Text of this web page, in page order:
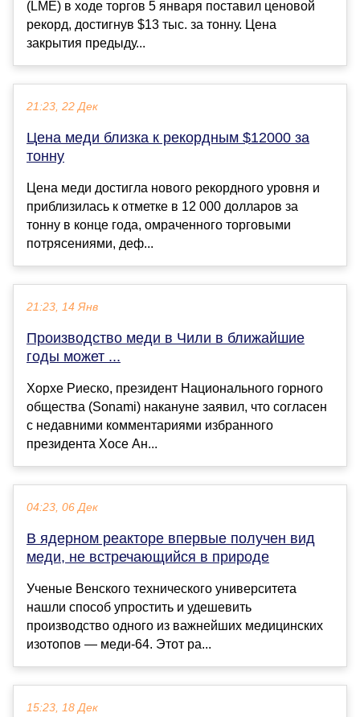
(LME) в ходе торгов 5 января поставил ценовой
рекорд, достигнув $13 тыс. за тонну. Цена
закрытия предыду...
21:23, 22 Дек
Цена меди близка к рекордным $12000 за
тонну
Цена меди достигла нового рекордного уровня и
приблизилась к отметке в 12 000 долларов за
тонну в конце года, омраченного торговыми
потрясениями, деф...
21:23, 14 Янв
Производство меди в Чили в ближайшие
годы может ...
Хорхе Риеско, президент Национального горного
общества (Sonami) накануне заявил, что согласен
с недавними комментариями избранного
президента Хосе Ан...
04:23, 06 Дек
В ядерном реакторе впервые получен вид
меди, не встречающийся в природе
Ученые Венского технического университета
нашли способ упростить и удешевить
производство одного из важнейших медицинских
изотопов — меди-64. Этот ра...
15:23, 18 Дек